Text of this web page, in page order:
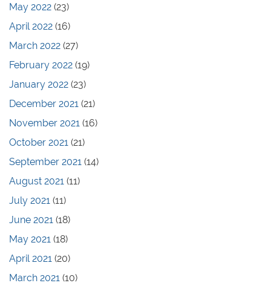
May 2022 (23)
April 2022 (16)
March 2022 (27)
February 2022 (19)
January 2022 (23)
December 2021 (21)
November 2021 (16)
October 2021 (21)
September 2021 (14)
August 2021 (11)
July 2021 (11)
June 2021 (18)
May 2021 (18)
April 2021 (20)
March 2021 (10)